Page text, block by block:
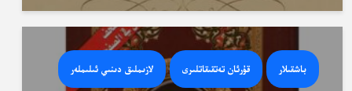
باشقىلار قۇرئان تەتقىقاتلىرى لازىملىق دىنىي ئىلىملەر